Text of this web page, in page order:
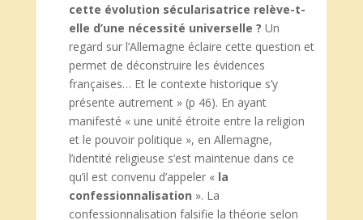
cette évolution sécularisatrice relève-t-
elle d’une nécessité universelle ? Un
regard sur l’Allemagne éclaire cette question et
permet de déconstruire les évidences
françaises… Et le contexte historique s’y
présente autrement » (p 46). En ayant
manifesté « une unité étroite entre la religion
et le pouvoir politique », en Allemagne,
l’identité religieuse s’est maintenue dans ce
qu’il est convenu d’appeler « la
confessionnalisation ». La
confessionnalisation falsifie la théorie selon